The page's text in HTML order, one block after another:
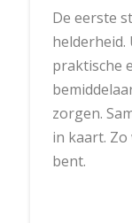
De eerste
helderheid.
praktische
zorgen.
in kaart.
bent.